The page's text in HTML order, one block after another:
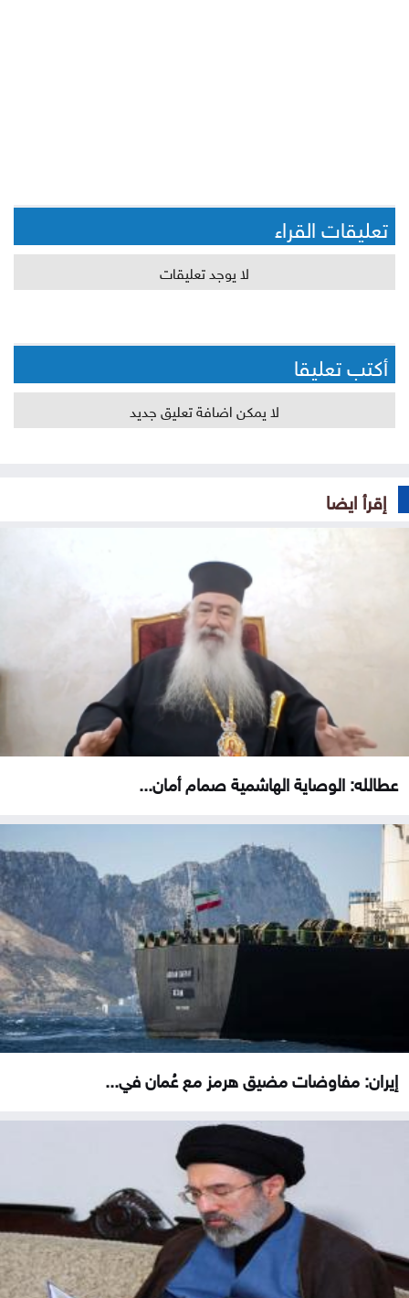
تعليقات القراء
لا يوجد تعليقات
أكتب تعليقا
لا يمكن اضافة تعليق جديد
إقرأ ايضا
عطالله: الوصاية الهاشمية صمام أمان...
إيران: مفاوضات مضيق هرمز مع عُمان في...